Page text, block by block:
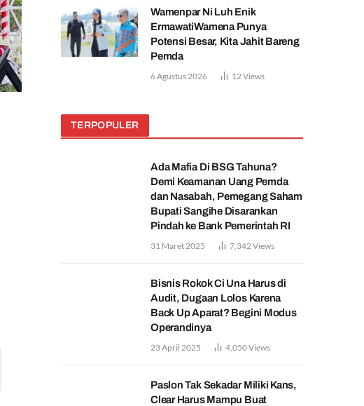
Wamenpar Ni Luh Enik
ErmawatiWamena Punya
Potensi Besar, Kita Jahit Bareng
Pemda
6 Agustus 2026 12 Views
TERPOPULER
Ada Mafia Di BSG Tahuna?
Demi Keamanan Uang Pemda
dan Nasabah, Pemegang Saham
Bupati Sangihe Disarankan
Pindah ke Bank Pemerintah RI
31 Maret 2025 7,342 Views
Bisnis Rokok Ci Una Harus di
Audit, Dugaan Lolos Karena
Back Up Aparat? Begini Modus
Operandinya
23 April 2025 4,050Views
Paslon Tak Sekadar Miliki Kans,
Clear Harus Mampu Buat